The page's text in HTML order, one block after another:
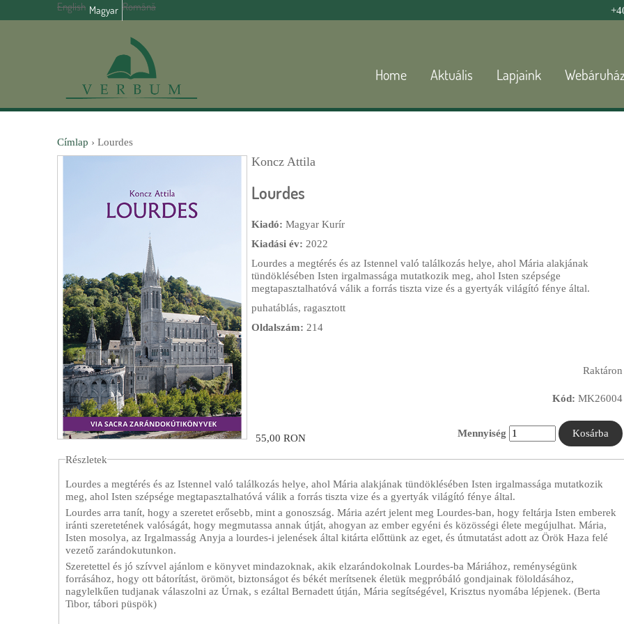
English Magyar Română
Home Aktuális Lapjaink
n
e
g
Címlap › Lourdes
Koncz Attila
Lourdes
Kiadó: Magyar Kurír
Kiadási év: 2022
Lourdes a megtérés és az Istennel való találkozás helye, ahol Mária alakjának
tündöklésében Isten irgalmassága mutatkozik meg, ahol Isten szépsége
megtapasztalhatóvá válik a forrás tiszta vize és a gyertyák világító fénye által.
puhatáblás, ragasztott
Oldalszám: 214
55,00 RON
Raktáron
Kód: MK26004
Mennyiség
Részletek
Lourdes a megtérés és az Istennel való találkozás helye, ahol Mária alakjának tündöklésében Isten irgalmassága mutatkozik
meg, ahol Isten szépsége megtapasztalhatóvá válik a forrás tiszta vize és a gyertyák világító fénye által.
Lourdes arra tanít, hogy a szeretet erősebb, mint a gonoszság. Mária azért jelent meg Lourdes-ban, hogy feltárja Isten emberek
iránti szeretetének valóságát, hogy megmutassa annak útját, ahogyan az ember egyéni és közösségi élete megújulhat. Mária,
Isten mosolya, az Irgalmasság Anyja a lourdes-i jelenések által kitárta előttünk az eget, és útmutatást adott az Örök Haza felé
vezető zarándokutunkon.
Szeretettel és jó szívvel ajánlom e könyvet mindazoknak, akik elzarándokolnak Lourdes-ba Máriához, reménységünk
forrásához, hogy ott bátorítást, örömöt, biztonságot és békét merítsenek életük megpróbáló gondjainak föloldásához,
nagylelkűen tudjanak válaszolni az Úrnak, s ezáltal Bernadett útján, Mária segítségével, Krisztus nyomába lépjenek. (Berta
Tibor, tábori püspök)